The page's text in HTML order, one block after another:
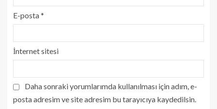
E-posta*
İnternet sitesi
Daha sonraki yorumlarımda kullanılması için adım, e-
posta adresim ve site adresim bu tarayıcıya kaydedilsin.